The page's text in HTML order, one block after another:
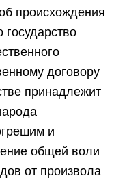
происхождения
государство
договору
принадлежит
и
общей воли
от произвола